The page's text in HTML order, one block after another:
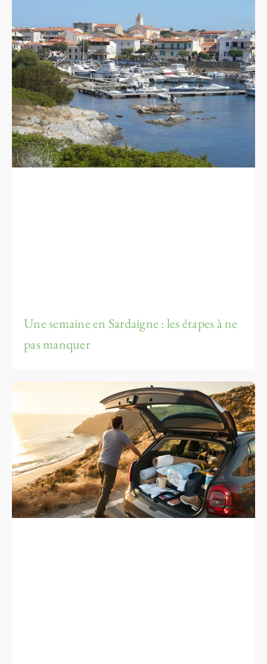
Une semaine en Sardaigne : les étapes à ne
pas manquer